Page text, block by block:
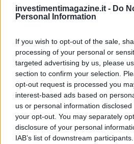
investimentimagazine.it - Do
Personal Information
If you wish to opt-out of the sale,
processing of your personal or
targeted advertising by us, please
section to confirm your selection.
opt-out request is processed you
interest-based ads based on
us or personal information
your opt-out. You may separately
disclosure of your personal
IAB’s list of downstream
Andrea Innocenti · 7 Ago 2026